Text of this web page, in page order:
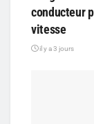
conducteur
vitesse
il y a 3 jours